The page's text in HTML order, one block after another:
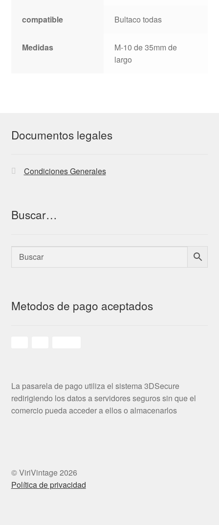
compatible Bultaco todas
Medidas
M-10 de 35mm de
largo
Documentos legales
Condiciones Generales
Buscar…
Metodos de pago aceptados
La pasarela de pago utiliza el sistema 3DSecure
redirigiendo los datos a servidores seguros sin que el
comercio pueda acceder a ellos o almacenarlos
© ViriVintage 2026
Política de privacidad